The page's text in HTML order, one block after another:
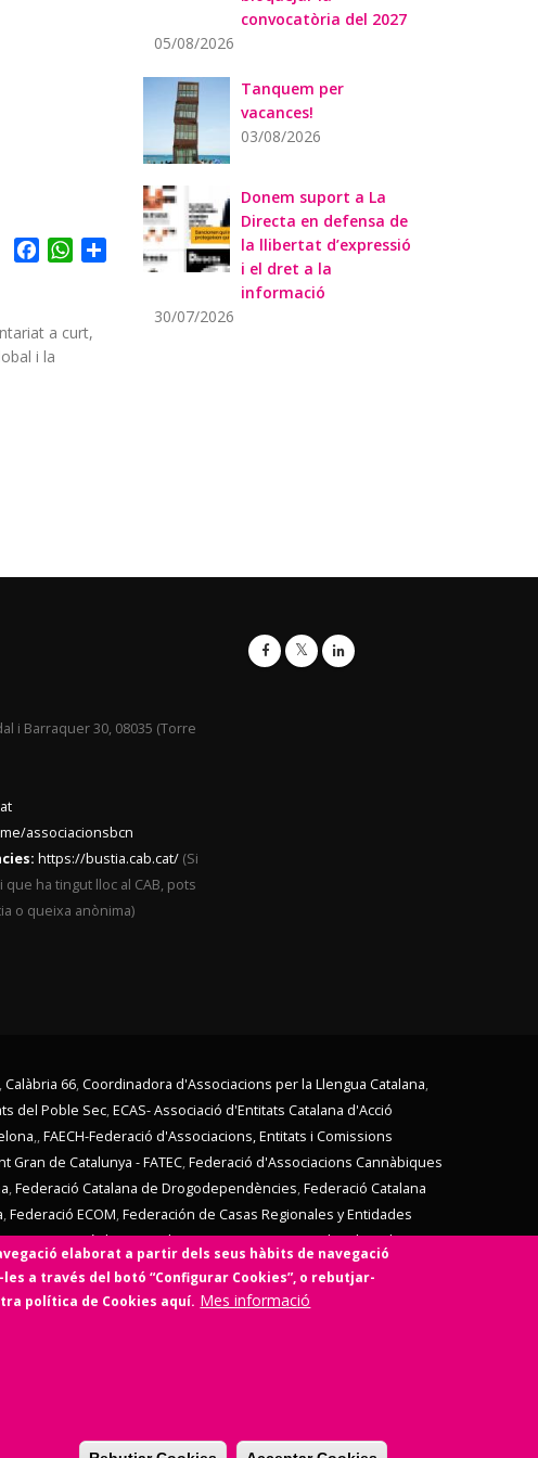
FacebookWhatsApp
Share
a curt,
i la
convocatòria del 2027
05/08/2026
Tanquem per
vacances!
03/08/2026
Donem suport a La
Directa en defensa de
la llibertat d’expressió
i el dret a la
informació
30/07/2026
i Barraquer 30, 08035 (Torre
associacionsbcn
https://bustia.cab.cat/ (Si
ha tingut lloc al CAB, pots
o queixa anònima)
,Calàbria 66,Coordinadora d'Associacions per la Llengua Catalana,
del Poble Sec,ECAS- Associació d'Entitats Catalana d'Acció
,,FAECH-Federació d'Associacions, Entitats i Comissions
de Catalunya - FATEC,Federació d'Associacions Cannàbiques
,Federació Catalana de Drogodependències,Federació Catalana
,Federació ECOM,Federación de Casas Regionales y Entidades
Pere IV,Unió d'Entitats de La Marina,Vern (Coordinadora d'Entitats
amb l' Ens de l'Asociacionisme Cultural - ENS
Coordinadora
i Solidari Associació SinergiaTIC Coop57 i de
elaborat a partir dels seus hàbits de navegació
a través del botó “Configurar Cookies”, o rebutjar-
política de Cookies aquí. Mes informació